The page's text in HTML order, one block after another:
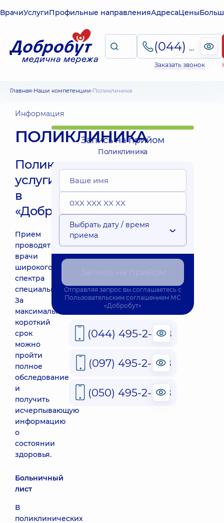
ВрачиУслугиПрофильные направленияАдресаЦены
(044) 495-2-888
Заказать звонок
Главная Наши компетенции Поликлиника
Информация
ПОЛИКЛИНИКА
Поликлинические
услуги
в
«Добробут»
Прием
проводят
врачи
широкого
спектра
специальностей.
За
максимально
короткий
срок
можно
пройти
полное
обследование
и
получить
исчерпывающую
информацию
о
состоянии
здоровья.
Больничный
лист
В
поликлинических
Запись на прийом
Поликлиника
Выбрать дату / время
приема
Отправляя запрос вы соглашаетесь с
Пользовательским соглашением МС
«Добробут»
(044) 495-2-888
(097) 495-2-888
(050) 495-2-888